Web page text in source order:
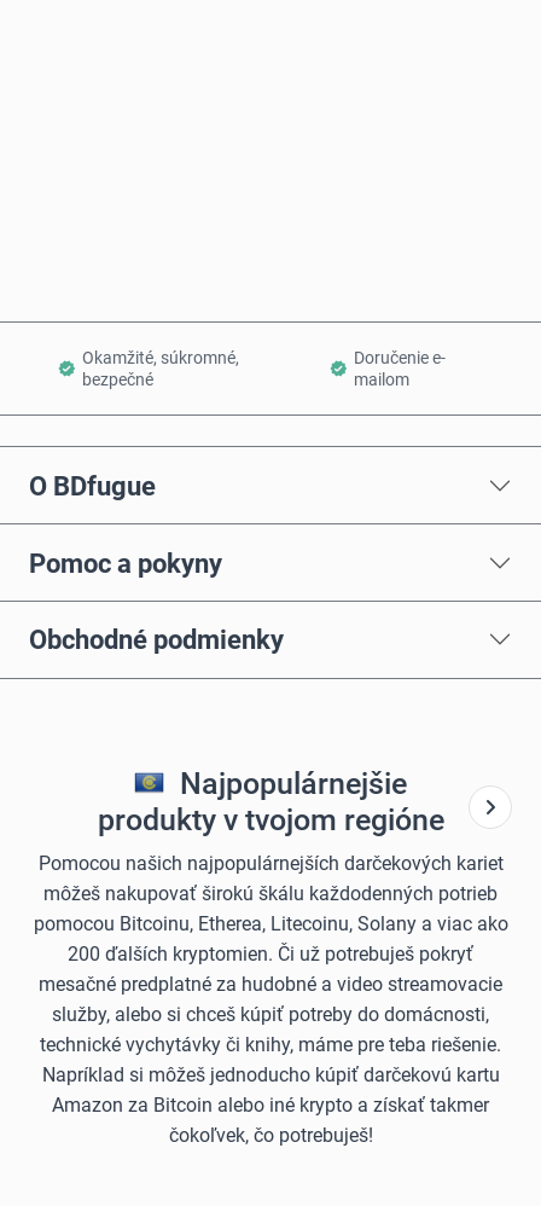
Okamžité, súkromné,
bezpečné
Doručenie e-
mailom
O BDfugue
Pomoc a pokyny
Obchodné podmienky
Najpopulárnejšie
produkty v tvojom regióne
Pomocou našich najpopulárnejších darčekových kariet
môžeš nakupovať širokú škálu každodenných potrieb
pomocou Bitcoinu, Etherea, Litecoinu, Solany a viac ako
200 ďalších kryptomien. Či už potrebuješ pokryť
mesačné predplatné za hudobné a video streamovacie
služby, alebo si chceš kúpiť potreby do domácnosti,
technické vychytávky či knihy, máme pre teba riešenie.
Napríklad si môžeš jednoducho kúpiť darčekovú kartu
Amazon za Bitcoin alebo iné krypto a získať takmer
čokoľvek, čo potrebuješ!